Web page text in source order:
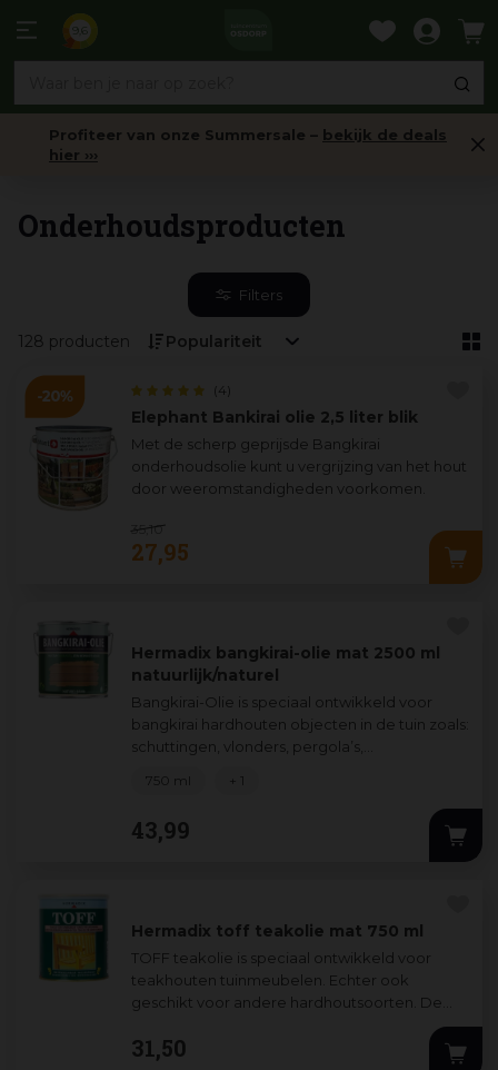
naar
Profiteer van onze Summersale – bekijk de deals
hier ›››
Onderhoudsproducten
Filters
128 producten
Elephant Bankirai olie 2,5 liter blik
(4)
Met de scherp geprijsde Bangkirai
onderhoudsolie kunt u vergrijzing van het hout
door weeromstandigheden voorkomen.
35 ,10
27,95
Hermadix bangkirai-olie mat 2500 ml
natuurlijk/naturel
Bangkirai-Olie is speciaal ontwikkeld voor
bangkirai hardhouten objecten in de tuin zoals:
schuttingen, vlonders, pergola’s,
43,99
750 ml + 1
Hermadix toff teakolie mat 750 ml
TOFF teakolie is speciaal ontwikkeld voor
teakhouten tuinmeubelen. Echter ook
geschikt voor andere hardhoutsoorten. De
bijzondere samenstelling op basis van speciale
ol...
31,50